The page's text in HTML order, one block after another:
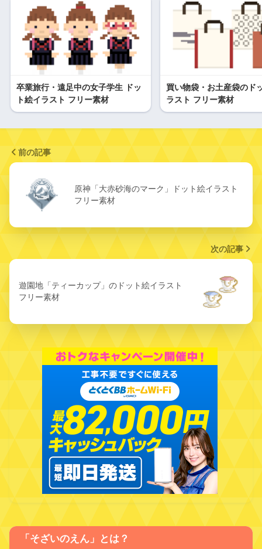
卒業旅行・遠足中の女子学生 ドッ
ト絵イラスト フリー素材
買い物袋・お土産袋のド
ラスト フリー素材
前の記事
原神「大赤砂海のマーク」ドット絵イラスト
フリー素材
次の記事
遊園地「ティーカップ」のドット絵イラスト
フリー素材
「そざいのえん」とは？